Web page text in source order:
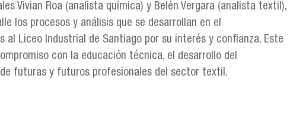
Vivian Roa (analista química) y Belén Vergara (analista textil),
los procesos y análisis que se desarrollan en el
al Liceo Industrial de Santiago por su interés y confianza. Este
con la educación técnica, el desarrollo del
futuras y futuros profesionales del sector textil.